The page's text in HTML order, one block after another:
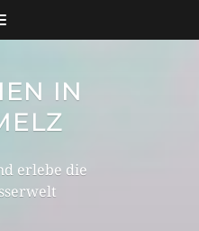
IN
erlebe die